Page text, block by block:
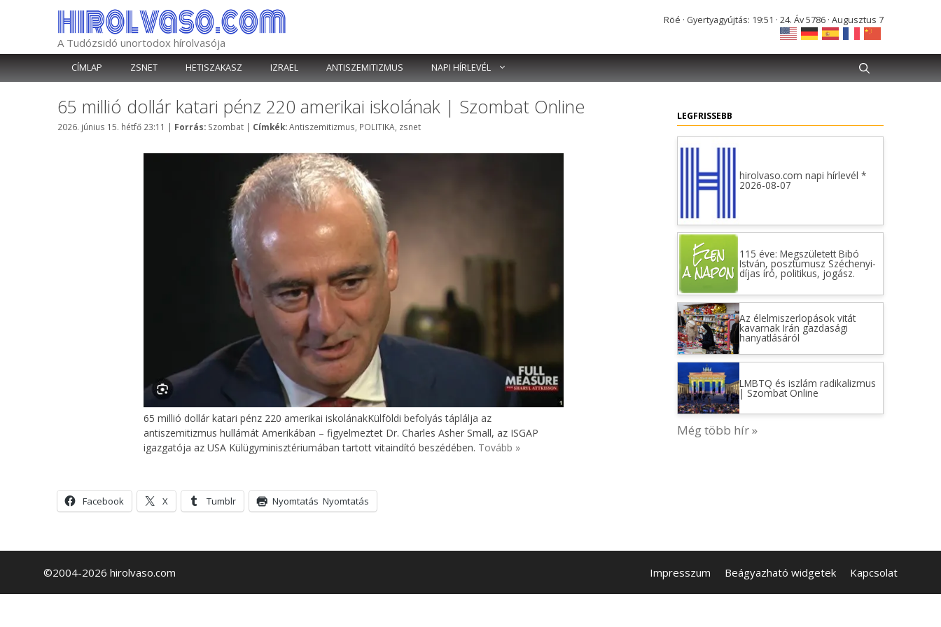
A Tudózsidó unortodox hírolvasója
Röé · Gyertyagyújtás: 19:51 · 24. Áv 5786 · Augusztus 7
CÍMLAP ZSNET HETISZAKASZ IZRAEL ANTISZEMITIZMUS NAPI HÍRLEVÉL
65 millió dollár katari pénz 220 amerikai iskolának | Szombat Online
2026. június 15. hétfő 23:11 | Forrás: Kategória
Szombat | Címkék: Címkék
Antiszemitizmus POLITIKA zsnet
65 millió dollár katari pénz 220 amerikai iskolánakKülföldi befolyás táplálja az
antiszemitizmus hullámát Amerikában – figyelmeztet Dr. Charles Asher Small, az ISGAP
igazgatója az USA Külügyminisztériumában tartott vitaindító beszédében. Tovább »
Facebook X Tumblr Nyomtatás Nyomtatás
LEGFRISSEBB
hirolvaso.com napi hírlevél *
2026-08-07
115 éve: Megszületett Bibó
István, posztumusz Széchenyi-
díjas író, politikus, jogász.
Az élelmiszerlopások vitát
kavarnak Irán gazdasági
hanyatlásáról
LMBTQ és iszlám radikalizmus
| Szombat Online
Még több hír »
Impresszum Beágyazható widgetek Kapcsolat
©2004-2026 hirolvaso.com